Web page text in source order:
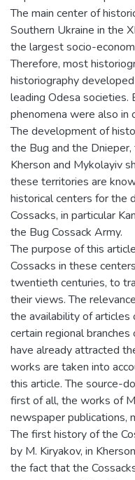
The main center of
Southern Ukraine in the
the largest socio-
Therefore, most
historiography
leading Odesa societies.
phenomena were also in
The development of
the Bug and the
Kherson and Mykolayiv
these territories are
historical centers for the
Cossacks, in particular
the Bug Cossack Army.
The purpose of this
Cossacks in these
twentieth centuries, to
their views. The
the availability of articles
certain regional
have already attracted
works are taken into
this article. The source-
first of all, the works of
newspaper publications,
The first history of the
by M. Kiryakov, in
the fact that the